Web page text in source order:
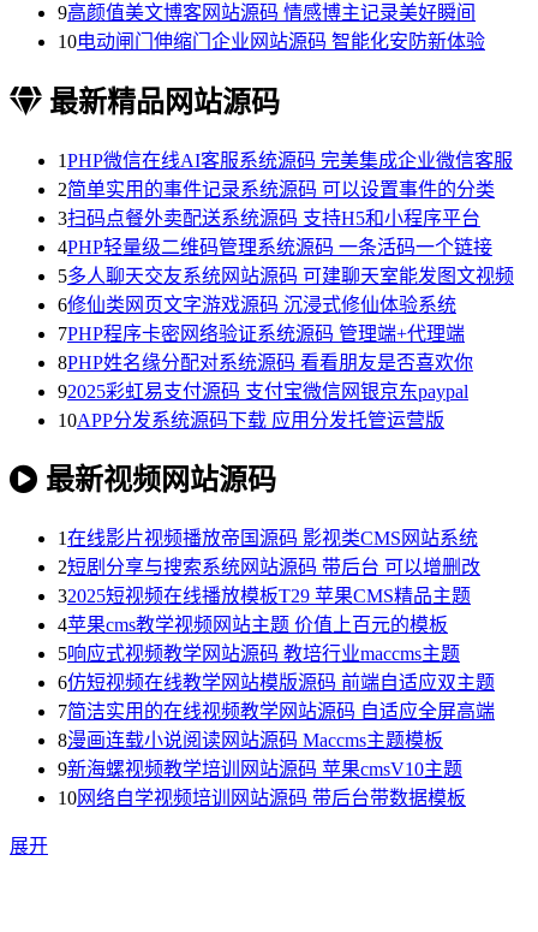
9高颜值美文博客网站源码 情感博主记录美好瞬间
10电动闸门伸缩门企业网站源码 智能化安防新体验
最新精品网站源码
1PHP微信在线AI客服系统源码 完美集成企业微信客服
2简单实用的事件记录系统源码 可以设置事件的分类
3扫码点餐外卖配送系统源码 支持H5和小程序平台
4PHP轻量级二维码管理系统源码 一条活码一个链接
5多人聊天交友系统网站源码 可建聊天室能发图文视频
6修仙类网页文字游戏源码 沉浸式修仙体验系统
7PHP程序卡密网络验证系统源码 管理端+代理端
8PHP姓名缘分配对系统源码 看看朋友是否喜欢你
92025彩虹易支付源码 支付宝微信网银京东paypal
10APP分发系统源码下载 应用分发托管运营版
最新视频网站源码
1在线影片视频播放帝国源码 影视类CMS网站系统
2短剧分享与搜索系统网站源码 带后台 可以增删改
32025短视频在线播放模板T29 苹果CMS精品主题
4苹果cms教学视频网站主题 价值上百元的模板
5响应式视频教学网站源码 教培行业maccms主题
6仿短视频在线教学网站模版源码 前端自适应双主题
7简洁实用的在线视频教学网站源码 自适应全屏高端
8漫画连载小说阅读网站源码 Maccms主题模板
9新海螺视频教学培训网站源码 苹果cmsV10主题
10网络自学视频培训网站源码 带后台带数据模板
展开